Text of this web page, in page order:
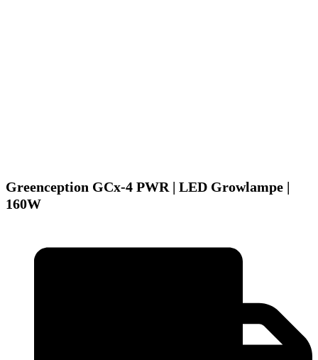
Greenception GCx-4 PWR | LED Growlampe |
160W